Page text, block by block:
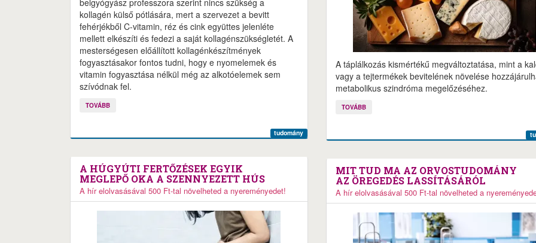
belgyógyász professzora szerint nincs szükség a
kollagén külső pótlására, mert a szervezet a bevitt
fehérjékből C-vitamin, réz és cink együttes jelenléte
mellett elkészíti és fedezi a saját kollagénszükségletét. A
mesterségesen előállított kollagénkészítmények
fogyasztásakor fontos tudni, hogy e nyomelemek és
vitamin fogyasztása nélkül még az alkotóelemek sem
szívódnak fel.
TOVÁBB
tudomány
A HÚGYÚTI FERTŐZÉSEK EGYIK
MEGLEPŐ OKA A SZENNYEZETT HÚS
A hír elolvasásával 500 Ft-tal növelheted a nyereményedet!
A táplálkozás kismértékű megváltoztatása, mint a
vagy a tejtermékek bevitelének növelése
metabolikus szindróma megelőzéséhez.
TOVÁBB
MIT TUD MA AZ ORVOSTUDOMÁNY
AZ ÖREGEDÉS LASSÍTÁSÁRÓL
A hír elolvasásával 500 Ft-tal növelheted a